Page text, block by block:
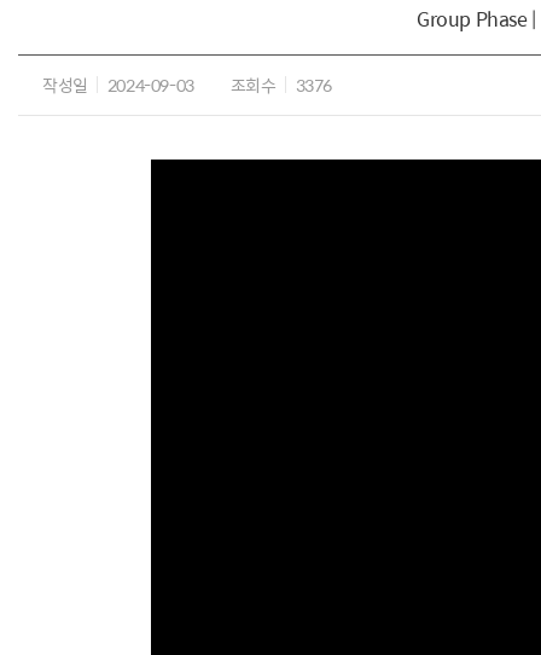
Group Phase
작성일 2024-09-03 조회수 3376